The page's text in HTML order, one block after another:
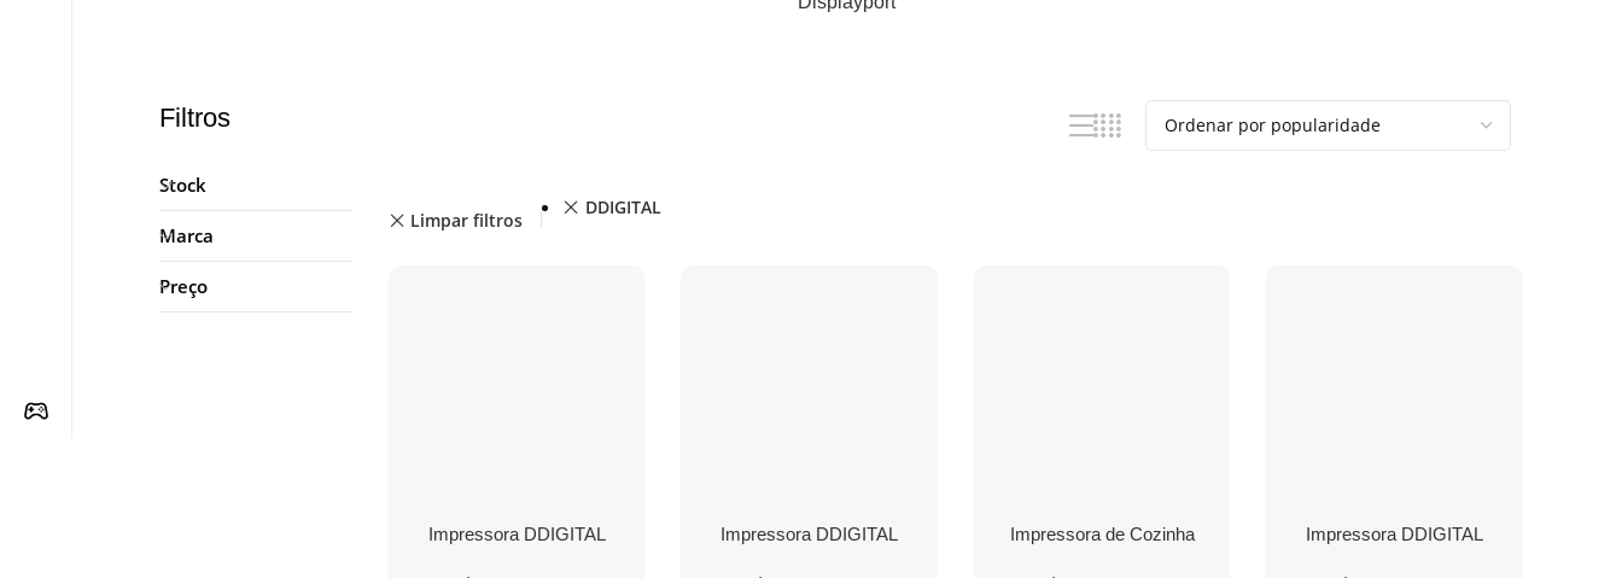
Filtros
Stock
Marca
Preço
Limpar filtros
DDIGITAL
Impressora DDIGITAL
Impressora DDIGITAL
Impressora de Cozinha
Impressora DDIGITAL